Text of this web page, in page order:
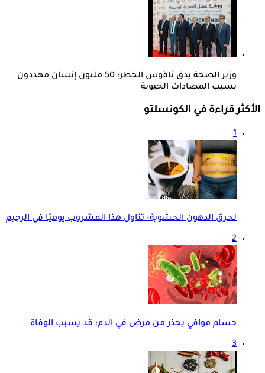
وزير الصحة يدق ناقوس الخطر: 50 مليون إنسان مهددون
بسبب المضادات الحيوية
الأكثر قراءة في الكونسلتو
1
لحرق الدهون الحشوية- تناول هذا المشروب يوميًا في الرجيم
2
حسام موافي يحذر من مرض في الدم: قد يسبب الوفاة
3